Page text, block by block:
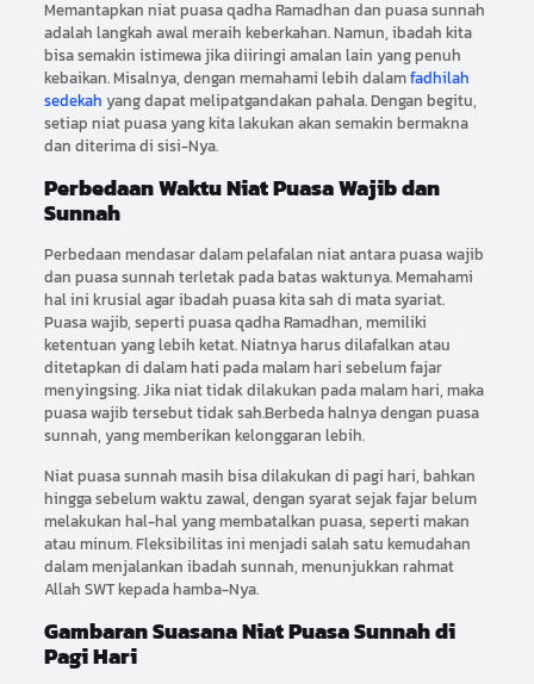
Memantapkan niat puasa qadha Ramadhan dan puasa sunnah
adalah langkah awal meraih keberkahan. Namun, ibadah kita
bisa semakin istimewa jika diiringi amalan lain yang penuh
kebaikan. Misalnya, dengan memahami lebih dalamfadhilah
sedekah yang dapat melipatgandakan pahala. Dengan begitu,
setiap niat puasa yang kita lakukan akan semakin bermakna
dan diterima di sisi-Nya.
Perbedaan Waktu Niat Puasa Wajib dan
Sunnah
Perbedaan mendasar dalam pelafalan niat antara puasa wajib
dan puasa sunnah terletak pada batas waktunya. Memahami
hal ini krusial agar ibadah puasa kita sah di mata syariat.
Puasa wajib, seperti puasa qadha Ramadhan, memiliki
ketentuan yang lebih ketat. Niatnya harus dilafalkan atau
ditetapkan di dalam hati pada malam hari sebelum fajar
menyingsing. Jika niat tidak dilakukan pada malam hari, maka
puasa wajib tersebut tidak sah.Berbeda halnya dengan puasa
sunnah, yang memberikan kelonggaran lebih.
Niat puasa sunnah masih bisa dilakukan di pagi hari, bahkan
hingga sebelum waktu zawal, dengan syarat sejak fajar belum
melakukan hal-hal yang membatalkan puasa, seperti makan
atau minum. Fleksibilitas ini menjadi salah satu kemudahan
dalam menjalankan ibadah sunnah, menunjukkan rahmat
Allah SWT kepada hamba-Nya.
Gambaran Suasana Niat Puasa Sunnah di
Pagi Hari